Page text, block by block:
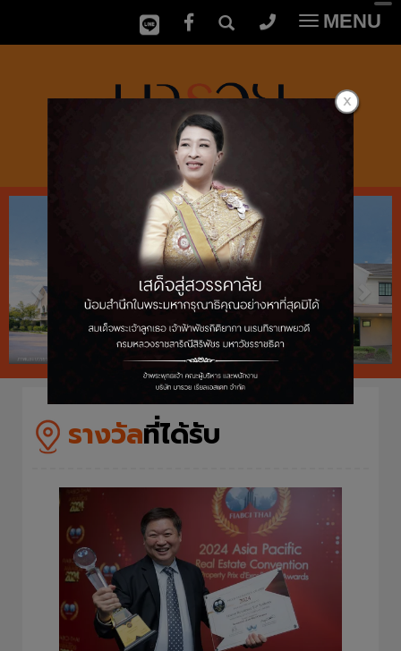
Toggle
MENU
รางวัลที่ได้รับ